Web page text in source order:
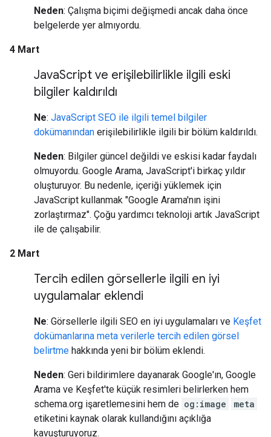
Neden: Çalışma biçimi değişmedi ancak daha önce
belgelerde yer almıyordu.
4 Mart
JavaScript ve erişilebilirlikle ilgili eski
bilgiler kaldırıldı
Ne: JavaScript SEO ile ilgili temel bilgiler
dokümanından erişilebilirlikle ilgili bir bölüm kaldırıldı.
Neden: Bilgiler güncel değildi ve eskisi kadar faydalı
olmuyordu. Google Arama, JavaScript'i birkaç yıldır
oluşturuyor. Bu nedenle, içeriği yüklemek için
JavaScript kullanmak "Google Arama'nın işini
zorlaştırmaz". Çoğu yardımcı teknoloji artık JavaScript
ile de çalışabilir.
2 Mart
Tercih edilen görsellerle ilgili en iyi
uygulamalar eklendi
Ne: Görsellerle ilgili SEO en iyi uygulamaları ve Keşfet
dokümanlarına meta verilerle tercih edilen görsel
belirtme hakkında yeni bir bölüm eklendi.
Neden: Geri bildirimlere dayanarak Google'ın, Google
Arama ve Keşfet'te küçük resimleri belirlerken hem
schema.org işaretlemesini hem de og:image
meta
etiketini kaynak olarak kullandığını açıklığa
kavuşturuyoruz.